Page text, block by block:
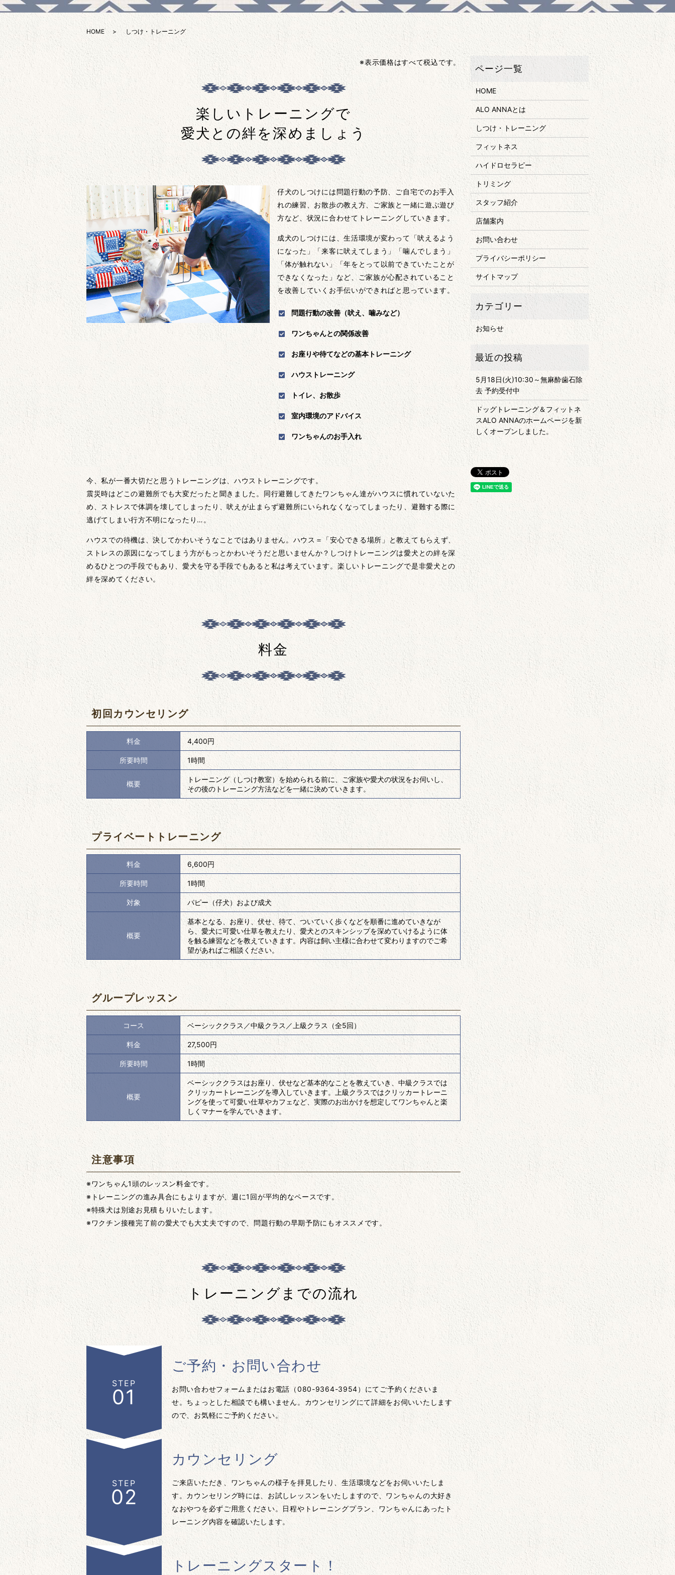
HOME しつけ・トレーニング
※表示価格はすべて税込です。
楽しいトレーニングで
愛犬との絆を深めましょう
仔犬のしつけには問題行動の予防、ご自宅でのお手入
れの練習、お散歩の教え方、ご家族と一緒に遊ぶ遊び
方など、状況に合わせてトレーニングしていきます。
成犬のしつけには、生活環境が変わって「吠えるよう
になった」「来客に吠えてしまう」「噛んでしまう」
「体が触れない」「年をとって以前できていたことが
できなくなった」など、ご家族が心配されていること
を改善していくお手伝いができればと思っています。
問題行動の改善（吠え、噛みなど）
ワンちゃんとの関係改善
お座りや待てなどの基本トレーニング
ハウストレーニング
トイレ、お散歩
室内環境のアドバイス
ワンちゃんのお手入れ
今、私が一番大切だと思うトレーニングは、ハウストレーニングです。
震災時はどこの避難所でも大変だったと聞きました。同行避難してきたワンちゃん達がハウスに慣れていないた
め、ストレスで体調を壊してしまったり、吠えが止まらず避難所にいられなくなってしまったり、避難する際に
逃げてしまい行方不明になったり…。
ハウスでの待機は、決してかわいそうなことではありません。ハウス＝「安心できる場所」と教えてもらえず、
ストレスの原因になってしまう方がもっとかわいそうだと思いませんか？しつけトレーニングは愛犬との絆を深
めるひとつの手段でもあり、愛犬を守る手段でもあると私は考えています。楽しいトレーニングで是非愛犬との
絆を深めてください。
料金
初回カウンセリング
料金 4,400円
所要時間 1時間
概要
トレーニング（しつけ教室）を始められる前に、ご家族や愛犬の状況をお伺いし、
その後のトレーニング方法などを一緒に決めていきます。
プライベートトレーニング
料金 6,600円
所要時間 1時間
対象 パピー（仔犬）および成犬
概要
基本となる、お座り、伏せ、待て、ついていく歩くなどを順番に進めていきなが
ら、愛犬に可愛い仕草を教えたり、愛犬とのスキンシップを深めていけるように体
を触る練習などを教えていきます。内容は飼い主様に合わせて変わりますのでご希
望があればご相談ください。
グループレッスン
コース ベーシッククラス／中級クラス／上級クラス（全5回）
料金 27,500円
所要時間 1時間
概要
ベーシッククラスはお座り、伏せなど基本的なことを教えていき、中級クラスでは
クリッカートレーニングを導入していきます。上級クラスではクリッカートレーニ
ングを使って可愛い仕草やカフェなど、実際のお出かけを想定してワンちゃんと楽
しくマナーを学んでいきます。
注意事項
※ワンちゃん1頭のレッスン料金です。
※トレーニングの進み具合にもよりますが、週に1回が平均的なペースです。
※特殊犬は別途お見積もりいたします。
※ワクチン接種完了前の愛犬でも大丈夫ですので、問題行動の早期予防にもオススメです。
トレーニングまでの流れ
STEP
01
ご予約・お問い合わせ
お問い合わせフォームまたはお電話（080-9364-3954）にてご予約くださいま
せ。ちょっとした相談でも構いません。カウンセリングにて詳細をお伺いいたします
ので、お気軽にご予約ください。
STEP
02
カウンセリング
ご来店いただき、ワンちゃんの様子を拝見したり、生活環境などをお伺いいたしま
す。カウンセリング時には、お試しレッスンをいたしますので、ワンちゃんの大好き
なおやつを必ずご用意ください。日程やトレーニングプラン、ワンちゃんにあったト
レーニング内容を確認いたします。
トレーニングスタート！
HOME
ALO ANNAとは
しつけ・トレーニング
フィットネス
ハイドロセラピー
トリミング
スタッフ紹介
店舗案内
お問い合わせ
プライバシーポリシー
サイトマップ
お知らせ
5月18日(火)10:30～無麻酔歯石除
去 予約受付中
ドッグトレーニング＆フィットネ
スALO ANNAのホームページを新
しくオープンしました。